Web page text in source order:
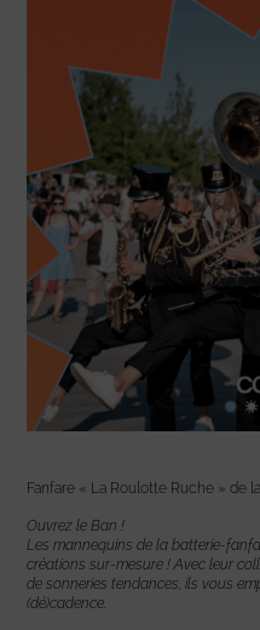
Fanfare « La Roulotte Ruche » de
Ouvrez le Ban !
Les mannequins de la batterie-
créations sur-mesure ! Avec leur
de sonneries tendances, ils vous
(dé)cadence.